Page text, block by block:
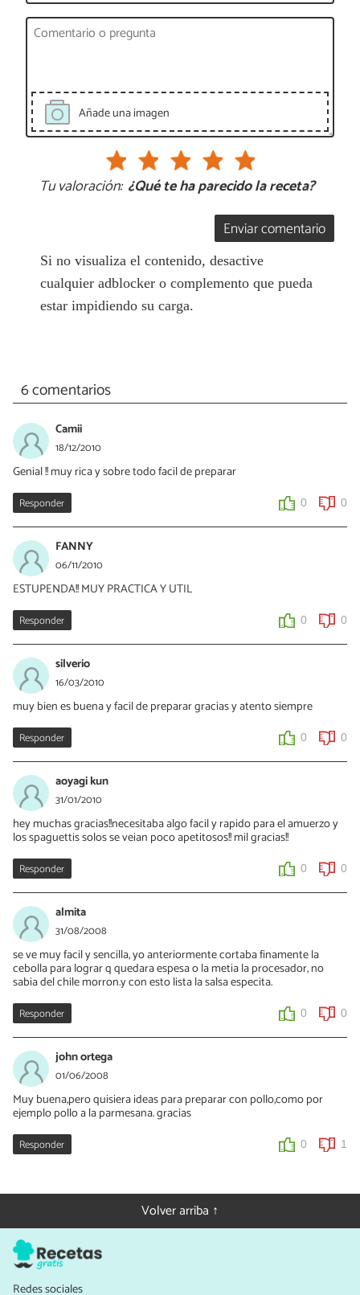
Añade una imagen
Tu valoración: ¿Qué te ha parecido la receta?
Enviar comentario
Si no visualiza el contenido, desactive
cualquier adblocker o complemento que pueda
estar impidiendo su carga.
6 comentarios
Camii
18/12/2010
Genial !! muy rica y sobre todo facil de preparar
Responder 0 0
FANNY
06/11/2010
ESTUPENDA!! MUY PRACTICA Y UTIL
Responder 0 0
silverio
16/03/2010
muy bien es buena y facil de preparar gracias y atento siempre
Responder 0 0
aoyagi kun
31/01/2010
hey muchas gracias!!necesitaba algo facil y rapido para el amuerzo y
los spaguettis solos se veian poco apetitosos!! mil gracias!!
Responder 0 0
almita
31/08/2008
se ve muy facil y sencilla, yo anteriormente cortaba finamente la
cebolla para lograr q quedara espesa o la metia la procesador, no
sabia del chile morron.y con esto lista la salsa especita.
Responder 0 0
john ortega
01/06/2008
Muy buena,pero quisiera ideas para preparar con pollo,como por
ejemplo pollo a la parmesana. gracias
Responder 0 1
Volver arriba ↑
Redes sociales